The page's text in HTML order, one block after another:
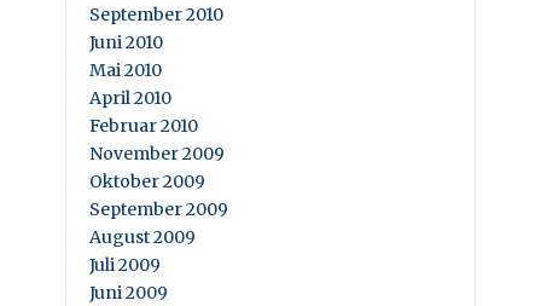
September 2010
Juni 2010
Mai 2010
April 2010
Februar 2010
November 2009
Oktober 2009
September 2009
August 2009
Juli 2009
Juni 2009